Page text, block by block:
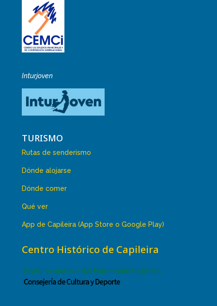
Inturjoven
TURISMO
Rutas de senderismo
Dónde alojarse
Dónde comer
Qué ver
App de Capileira (App Store o Google Play)
Centro Histórico de Capileira